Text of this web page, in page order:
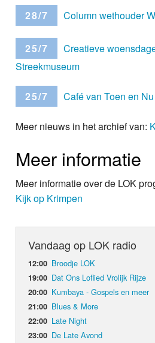
28/7 Column wethouder
25/7
Creatieve
Streekmuseum
25/7 Café van Toen en
Meer nieuws in het archief van:
Meer informatie
Meer informatie over de LOK
Kijk op Krimpen
Vandaag op LOK radio
12:00 Broodje LOK
19:00 Dat Ons Loflied Vrolijk Rijze
20:00 Kumbaya - Gospels en meer
21:00 Blues & More
22:00 Late Night
23:00 De Late Avond